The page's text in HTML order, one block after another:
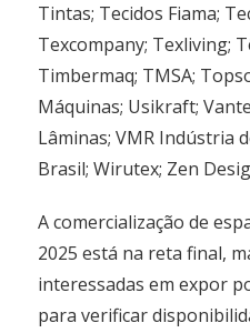
Tintas; Tecidos Fiama;
Texcompany; Texliving;
Timbermaq; TMSA;
Máquinas; Usikraft;
Lâminas; VMR Indústria
Brasil; Wirutex; Zen
A comercialização de
2025 está na reta final,
interessadas em expor
para verificar